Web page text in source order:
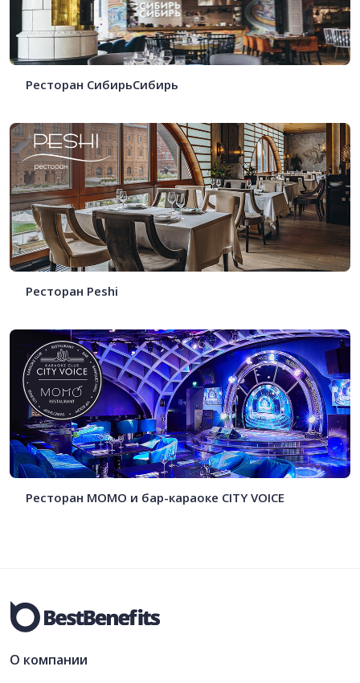
Ресторан СибирьСибирь
Ресторан Peshi
Ресторан MOMO и бар-караоке CITY VOICE
О компании